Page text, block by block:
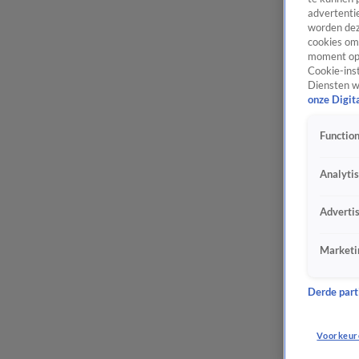
worden
cookies
moment
Cookie-
Diensten
onze
Derde